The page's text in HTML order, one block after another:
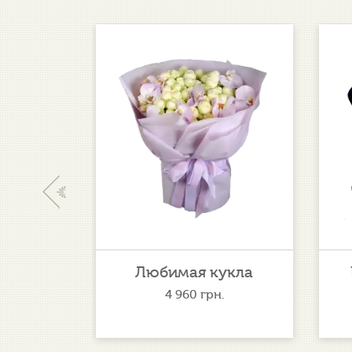
Любимая кукла
4 960 грн.
‹